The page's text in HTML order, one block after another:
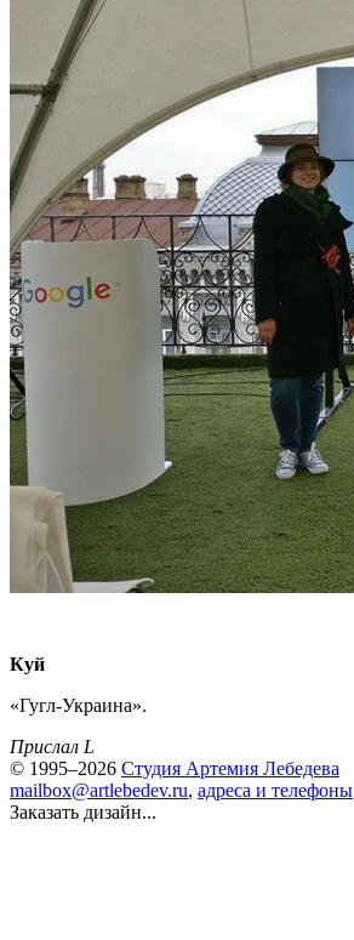
Куй
«Гугл-Украина».
Прислал L
© 1995–2026 Студия Артемия Лебедева
mailbox@artlebedev.ru, адреса и телефоны
Заказать дизайн...